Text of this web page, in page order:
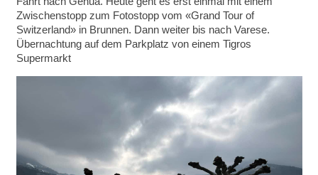
Zwischenstopp zum Fotostopp vom «Grand Tour of
Switzerland» in Brunnen. Dann weiter bis nach Varese.
Übernachtung auf dem Parkplatz von einem Tigros
Supermarkt